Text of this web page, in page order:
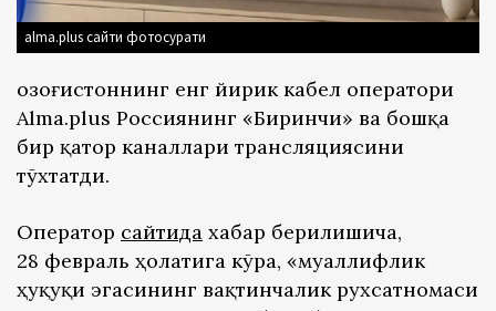
alma.plus сайти фотосурати
Қозоғистоннинг енг йирик кабел оператори
Alma.plus Россиянинг «Биринчи» ва бошқа
бир қатор каналлари трансляциясини
тўхтатди.
Оператор сайтида хабар берилишича,
28 февраль ҳолатига кўра, «муаллифлик
ҳуқуқи эгасининг вақтинчалик рухсатномаси